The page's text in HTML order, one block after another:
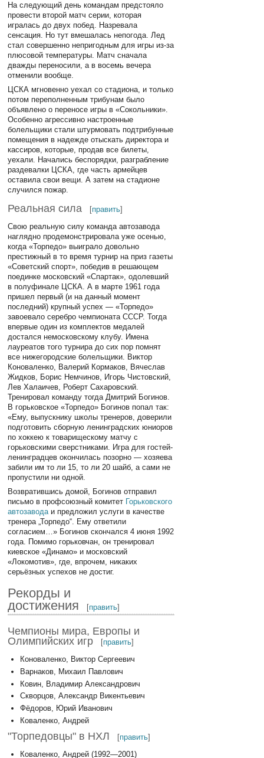
На следующий день командам предстояло
провести второй матч серии, которая
игралась до двух побед. Назревала
сенсация. Но тут вмешалась непогода. Лед
стал совершенно непригодным для игры из-за
плюсовой температуры. Матч сначала
дважды переносили, а в восемь вечера
отменили вообще.
ЦСКА мгновенно уехал со стадиона, и только
потом переполненным трибунам было
объявлено о переносе игры в «Сокольники».
Особенно агрессивно настроенные
болельщики стали штурмовать подтрибунные
помещения в надежде отыскать директора и
кассиров, которые, продав все билеты,
уехали. Начались беспорядки, разграбление
раздевалки ЦСКА, где часть армейцев
оставила свои вещи. А затем на стадионе
случился пожар.
Реальная сила [править]
Свою реальную силу команда автозавода
наглядно продемонстрировала уже осенью,
когда «Торпедо» выиграло довольно
престижный в то время турнир на приз газеты
«Советский спорт», победив в решающем
поединке московский «Спартак», одолевший
в полуфинале ЦСКА. А в марте 1961 года
пришел первый (и на данный момент
последний) крупный успех — «Торпедо»
завоевало серебро чемпионата СССР. Тогда
впервые один из комплектов медалей
достался немосковскому клубу. Имена
лауреатов того турнира до сих пор помнят
все нижегородские болельщики. Виктор
Коноваленко, Валерий Кормаков, Вячеслав
Жидков, Борис Немчинов, Игорь Чистовский,
Лев Халаичев, Роберт Сахаровский.
Тренировал команду тогда Дмитрий Богинов.
В горьковское «Торпедо» Богинов попал так:
«Ему, выпускнику школы тренеров, доверили
подготовить сборную ленинградских юниоров
по хоккею к товарищескому матчу с
горьковскими сверстниками. Игра для гостей-
ленинградцев окончилась позорно — хозяева
забили им то ли 15, то ли 20 шайб, а сами не
пропустили ни одной.
Возвратившись домой, Богинов отправил
письмо в профсоюзный комитет Горьковского
автозавода и предложил услуги в качестве
тренера „Торпедо“. Ему ответили
согласием…» Богинов скончался 4 июня 1992
года. Помимо горьковчан, он тренировал
киевское «Динамо» и московский
«Локомотив», где, впрочем, никаких
серьёзных успехов не достиг.
Рекорды и
достижения
[править]
Чемпионы мира, Европы и
Олимпийских игр
[править]
Коноваленко, Виктор Сергеевич
Варнаков, Михаил Павлович
Ковин, Владимир Александрович
Скворцов, Александр Викентьевич
Фёдоров, Юрий Иванович
Коваленко, Андрей
"Торпедовцы" в НХЛ [править]
Коваленко, Андрей (1992—2001)